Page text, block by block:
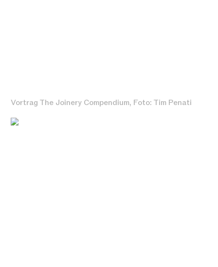
Vortrag The Joinery Compendium, Foto: Tim Penati